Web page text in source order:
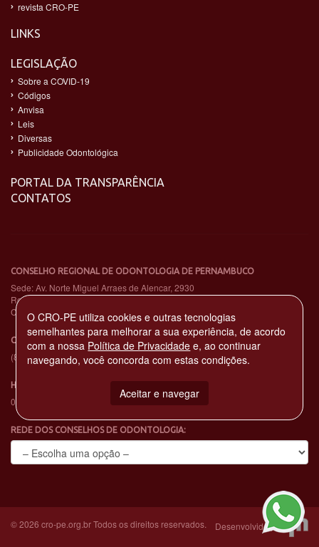
revista CRO-PE
LINKS
LEGISLAÇÃO
Sobre a COVID-19
Códigos
Anvisa
Leis
Diversas
Publicidade Odontológica
PORTAL DA TRANSPARÊNCIA
CONTATOS
CONSELHO REGIONAL DE ODONTOLOGIA DE PERNAMBUCO
Sede: Av. Norte Miguel Arraes de Alencar, 2930
Rosarinho – Recife - PE – CEP: 52041-080
CNPJ: 11.735.263/0001-65
CENTRAL DE ATENDIMENTO TELEFÔNICO
(81) 3194-4900
HORÁRIO DE EXPEDIENTE
08:00h às 17:00h
REDE DOS CONSELHOS DE ODONTOLOGIA:
© 2026 cro-pe.org.br Todos os direitos reservados. Desenvolvido por
O CRO-PE utiliza cookies e outras tecnologias
semelhantes para melhorar a sua experiência, de acordo
com a nossa Política de Privacidade e, ao continuar
navegando, você concorda com estas condições.
Aceitar e navegar